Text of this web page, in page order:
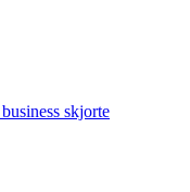
skjorte